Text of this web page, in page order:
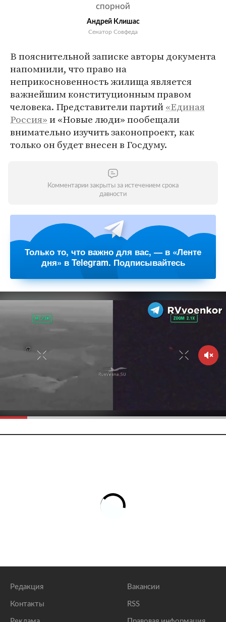
спорной
Андрей Клишас
Сенатор Совфеда
В пояснительной записке авторы документа
напомнили, что право на
неприкосновенность жилища является
важнейшим конституционным правом
человека. Представители партий«Единая
Россия»и «Новые люди» пообещали
внимательно изучить законопроект, как
только он будет внесен в Госдуму.
Комментарии закрыты за истечением срока
давности
Только то, что важно для вас, — в «Ленте
дня» в Telegram. Подписывайтесь
Редакция
Контакты
Вакансии
RSS